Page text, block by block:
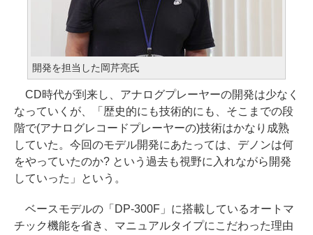
開発を担当した岡芹亮氏
CD時代が到来し、アナログプレーヤーの開発は少なく
なっていくが、「歴史的にも技術的にも、そこまでの段
階で(アナログレコードプレーヤーの)技術はかなり成熟
していた。今回のモデル開発にあたっては、デノンは何
をやっていたのか? という過去も視野に入れながら開発
していった」という。
ベースモデルの「DP-300F」に搭載しているオートマ
チック機能を省き、マニュアルタイプにこだわった理由